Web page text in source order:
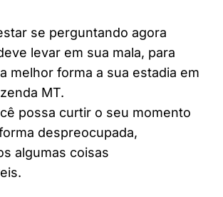
se perguntando agora
levar em sua mala, para
melhor forma a sua estadia em
MT.
possa curtir o seu momento
despreocupada,
algumas coisas